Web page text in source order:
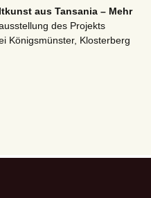
aus Tansania – Mehr
des Projekts
Königsmünster, Klosterberg